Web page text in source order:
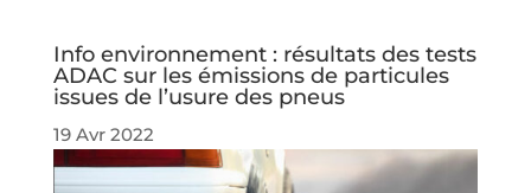
Info environnement : résultats des tests
ADAC sur les émissions de particules
issues de l’usure des pneus
19 Avr 2022